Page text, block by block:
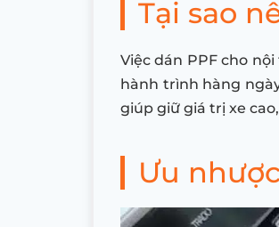
Tại sao
Việc dán PPF cho
hành trình hàng
giúp giữ giá trị xe
Ưu